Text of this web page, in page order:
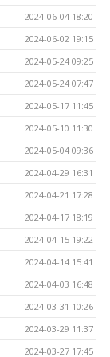
2024-06-04 18:20
2024-06-02 19:15
2024-05-24 09:25
2024-05-24 07:47
2024-05-17 11:45
2024-05-10 11:30
2024-05-04 09:36
2024-04-29 16:31
2024-04-21 17:28
2024-04-17 18:19
2024-04-15 19:22
2024-04-14 15:41
2024-04-03 16:48
2024-03-31 10:26
2024-03-29 11:37
2024-03-27 17:45